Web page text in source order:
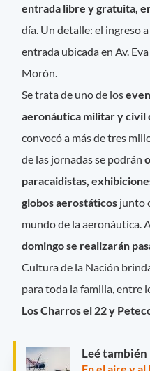
entrada libre y gratuita,
día. Un detalle: el ingreso
entrada ubicada en Av.
Morón.
Se trata de uno de los
aeronáutica militar y civil
convocó a más de tres
de las jornadas se podrán
paracaidistas,
globos aerostáticos junto
mundo de la aeronáutica.
domingo se realizarán
Cultura de la Nación
para toda la familia, entre
Los Charros el 22 y
Leé también